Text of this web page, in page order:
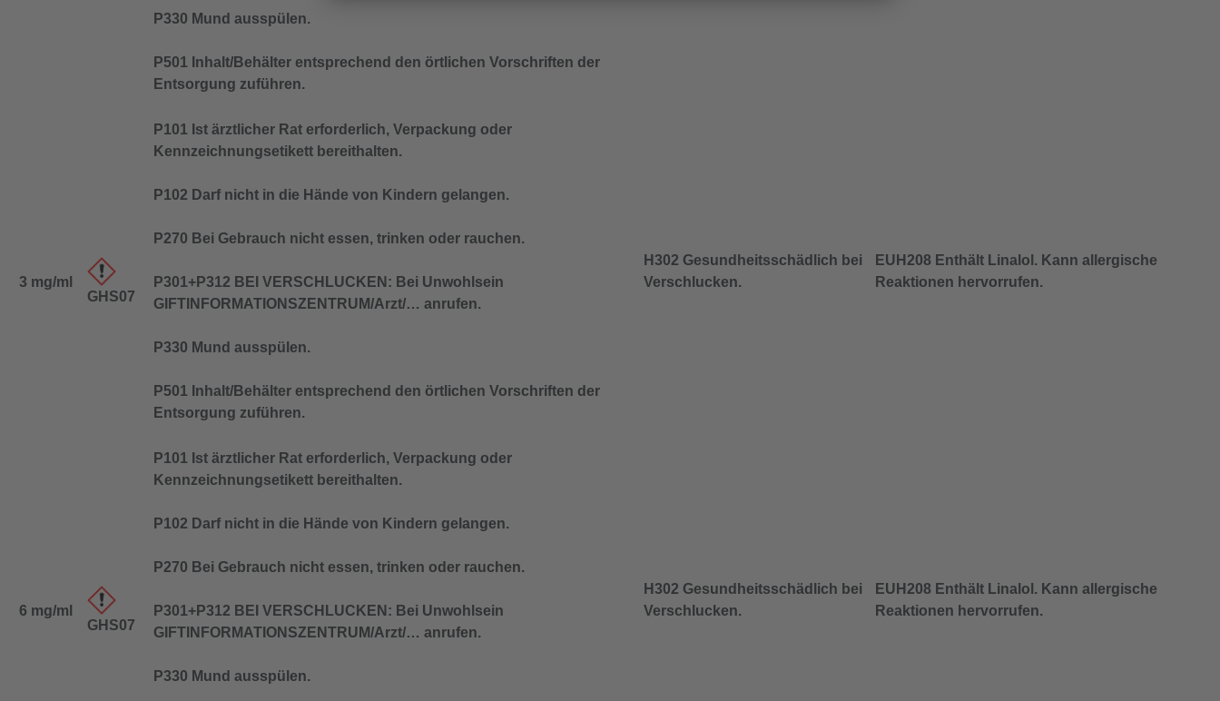
P330 Mund ausspülen.
P501 Inhalt/Behälter entsprechend den örtlichen Vorschriften der
Entsorgung zuführen.
3 mg/ml
GHS07
P101 Ist ärztlicher Rat erforderlich, Verpackung oder
Kennzeichnungsetikett bereithalten.
P102 Darf nicht in die Hände von Kindern gelangen.
P270 Bei Gebrauch nicht essen, trinken oder rauchen.
P301+P312 BEI VERSCHLUCKEN: Bei Unwohlsein
GIFTINFORMATIONSZENTRUM/Arzt/… anrufen.
P330 Mund ausspülen.
P501 Inhalt/Behälter entsprechend den örtlichen Vorschriften der
Entsorgung zuführen.
H302 Gesundheitsschädlich bei
Verschlucken.
EUH208 Enthält Linalol. Kann allergische
Reaktionen hervorrufen.
6 mg/ml
GHS07
P101 Ist ärztlicher Rat erforderlich, Verpackung oder
Kennzeichnungsetikett bereithalten.
P102 Darf nicht in die Hände von Kindern gelangen.
P270 Bei Gebrauch nicht essen, trinken oder rauchen.
P301+P312 BEI VERSCHLUCKEN: Bei Unwohlsein
GIFTINFORMATIONSZENTRUM/Arzt/… anrufen.
P330 Mund ausspülen.
H302 Gesundheitsschädlich bei
Verschlucken.
EUH208 Enthält Linalol. Kann allergische
Reaktionen hervorrufen.